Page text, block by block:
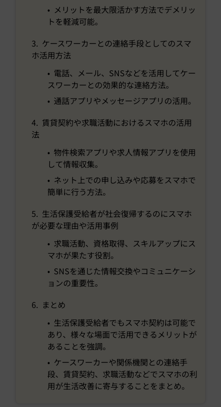
• メリットを最大限活かす方法でデメリッ
トを軽減可能。
3. ケースワーカーとの連絡手段としてのスマ
ホ活用方法
• 電話、メール、SNSなどを活用してケー
スワーカーとの効果的な連絡方法。
• 通話アプリやメッセージアプリの活用。
4. 賃貸契約や求職活動におけるスマホの活用
法
• 物件検索アプリや求人情報アプリを使用
して情報収集。
• ネット上での申し込みや応募をスマホで
簡単に行う方法。
5. 生活保護受給者が社会復帰するのにスマホ
が必要な理由や活用事例
• 求職活動、資格取得、スキルアップにス
マホが果たす役割。
• SNSを通じた情報交換やコミュニケーシ
ョンの重要性。
6. まとめ
• 生活保護受給者でもスマホ契約は可能で
あり、様々な場面で活用できるメリットが
あることを強調。
• ケースワーカーや関係機関との連絡手
段、賃貸契約、求職活動などでスマホの利
用が生活改善に寄与することをまとめ。